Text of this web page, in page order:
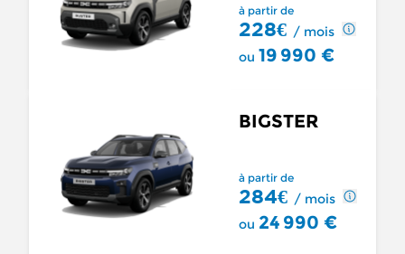
à partir de
228€ / mois
ou 19 990 €
BIGSTER
à partir de
284€ / mois
ou 24 990 €